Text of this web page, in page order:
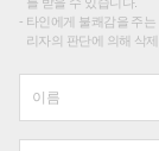
타인에게 불쾌감을 주
리자의 판단에 의해 삭